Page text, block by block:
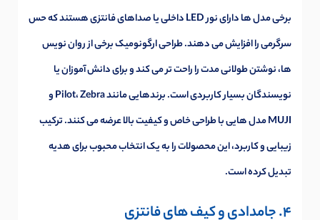
برخی مدل ها دارای نور LED داخلی یا صداهای فانتزی هستند که حس
سرگرمی را افزایش می دهند. طراحی ارگونومیک برخی از روان نویس
ها، نوشتن طولانی مدت را راحت تر می کند و برای دانش آموزان یا
نویسندگان بسیار کاربردی است. برندهایی مانند Pilot، Zebra و
MUJI مدل هایی با طراحی خاص و کیفیت بالا عرضه می کنند. ترکیب
زیبایی و کاربرد، این محصولات را به یک انتخاب محبوب برای هدیه
تبدیل کرده است.
4. جامدادی و کیف های فانتزی